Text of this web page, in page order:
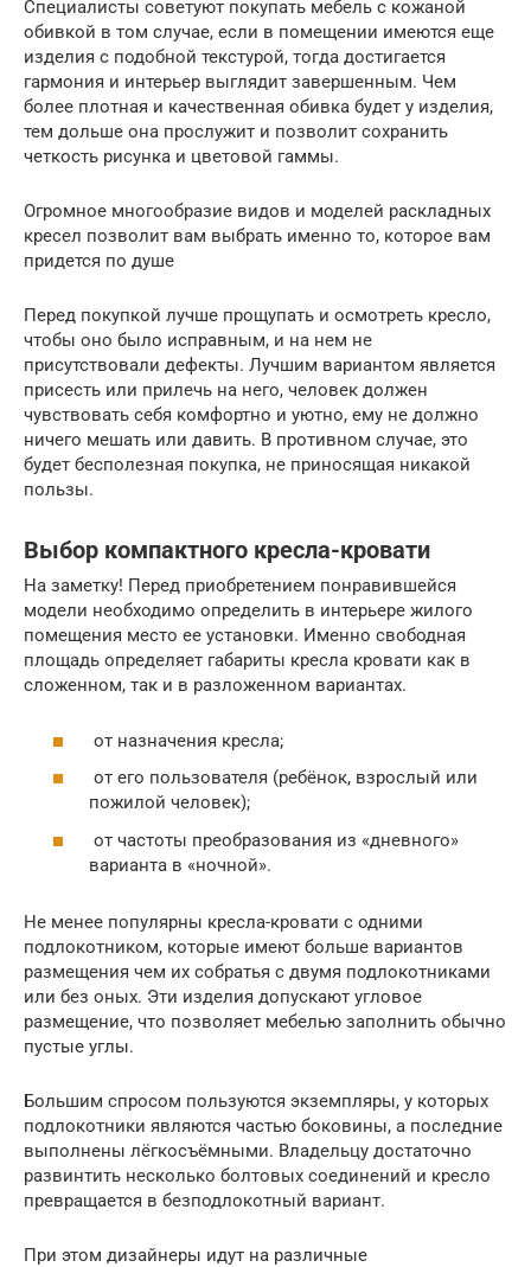
Специалисты советуют покупать мебель с кожаной
обивкой в том случае, если в помещении имеются еще
изделия с подобной текстурой, тогда достигается
гармония и интерьер выглядит завершенным. Чем
более плотная и качественная обивка будет у изделия,
тем дольше она прослужит и позволит сохранить
четкость рисунка и цветовой гаммы.
Огромное многообразие видов и моделей раскладных
кресел позволит вам выбрать именно то, которое вам
придется по душе
Перед покупкой лучше прощупать и осмотреть кресло,
чтобы оно было исправным, и на нем не
присутствовали дефекты. Лучшим вариантом является
присесть или прилечь на него, человек должен
чувствовать себя комфортно и уютно, ему не должно
ничего мешать или давить. В противном случае, это
будет бесполезная покупка, не приносящая никакой
пользы.
Выбор компактного кресла-кровати
На заметку! Перед приобретением понравившейся
модели необходимо определить в интерьере жилого
помещения место ее установки. Именно свободная
площадь определяет габариты кресла кровати как в
сложенном, так и в разложенном вариантах.
от назначения кресла;
от его пользователя (ребёнок, взрослый или
пожилой человек);
от частоты преобразования из «дневного»
варианта в «ночной».
Не менее популярны кресла-кровати с одними
подлокотником, которые имеют больше вариантов
размещения чем их собратья с двумя подлокотниками
или без оных. Эти изделия допускают угловое
размещение, что позволяет мебелью заполнить обычно
пустые углы.
Большим спросом пользуются экземпляры, у которых
подлокотники являются частью боковины, а последние
выполнены лёгкосъёмными. Владельцу достаточно
развинтить несколько болтовых соединений и кресло
превращается в безподлокотный вариант.
При этом дизайнеры идут на различные